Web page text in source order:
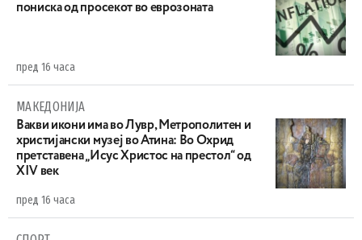
пониска од просекот во еврозоната
пред 16 часа
МАКЕДОНИЈА
Вакви икони има во Лувр, Метрополитен и
христијански музеј во Атина: Во Охрид
претставена „Исус Христос на престол“ од
XIV век
пред 16 часа